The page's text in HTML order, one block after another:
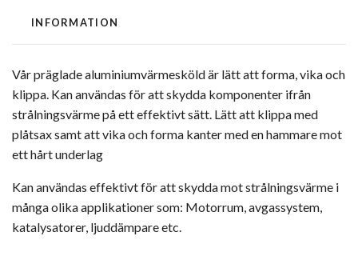
INFORMATION
Vår präglade aluminiumvärmesköld är lätt att forma, vika och
klippa. Kan användas för att skydda komponenter ifrån
strålningsvärme på ett effektivt sätt. Lätt att klippa med
plåtsax samt att vika och forma kanter med en hammare mot
ett hårt underlag
Kan användas effektivt för att skydda mot strålningsvärme i
många olika applikationer som: Motorrum, avgassystem,
katalysatorer, ljuddämpare etc.